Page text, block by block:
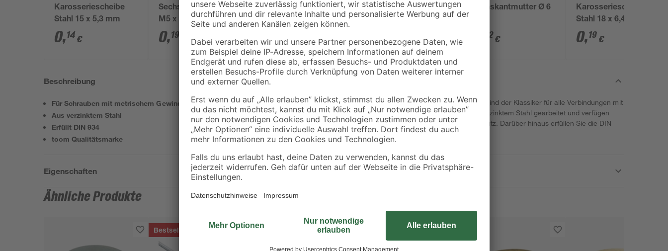
Karosseriescheibe
Stahl 15 x 5,3 mm
0,14 €
Sechskantschrauben
M5 x 20 mm verzinkt
DIN 558
0,19
Sechskantschrauben
M5 x 30 mm verzinkt
0, €
Unterlegscheibe Ø 0,5
cm
0, €
Sechskantmutter Ø 6
22€
Karosseriescheibe
Stahl 18 x 6,4 mm
0,19 €
Beschreibung
Für Schrauben mit metrischem Gewinde
Aus verzinktem Stahl
Erfüllt DIN 934
toom Qualitätsmarke
Unsere Sechskantmuttern in Qualität von toom sind der Klassiker für alle Verbindungen mit
metrischen Schrauben. Die Muttern sind aus verzinktem Stahl gearbeitet und verfügen
damit über einen grundlegenden Korrosionsschutz. Darüber hinaus erfüllen Sie die DIN
934.
Eigenschaften
Ähnliche Produkte
Bestseller